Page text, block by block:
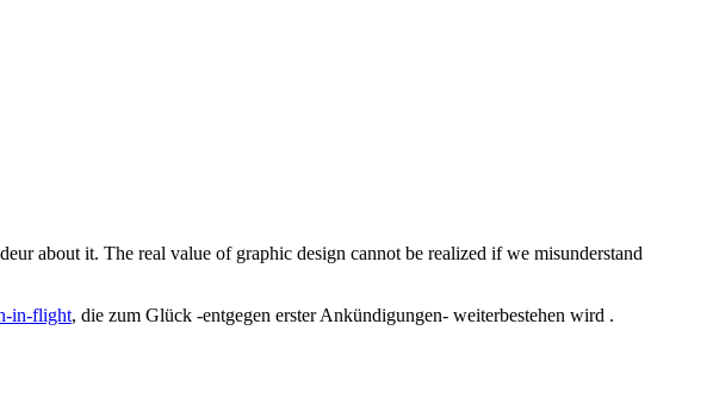
about it. The real value of graphic design cannot be realized if we misunderstand
in-flight, die zum Glück -entgegen erster Ankündigungen- weiterbestehen wird .